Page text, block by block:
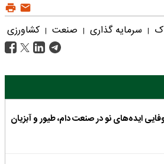
| سرمایه گذاری | صنعت | کشاورزی
ایده‌های نو در صنعت دام، طیور و آبزیان